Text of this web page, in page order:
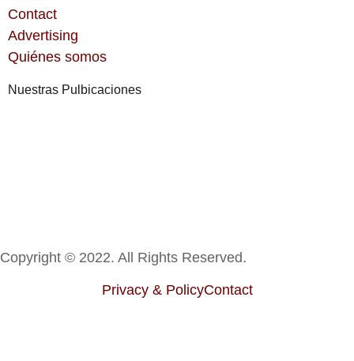
Contact
Advertising
Quiénes somos
Nuestras Pulbicaciones
Copyright © 2022. All Rights Reserved.
Privacy & PolicyContact